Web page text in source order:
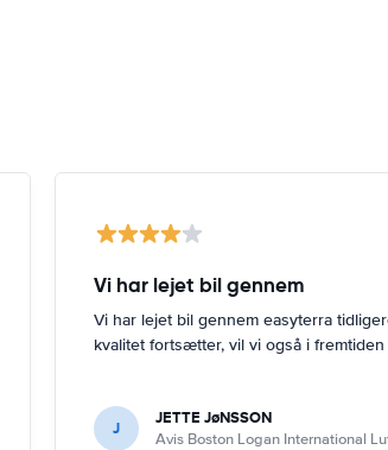
Vi har lejet bil gennem
Vi har lejet bil gennem easyterra
kvalitet fortsætter, vil vi også i fremtiden
J JETTE JøNSSON
Avis Boston Logan International